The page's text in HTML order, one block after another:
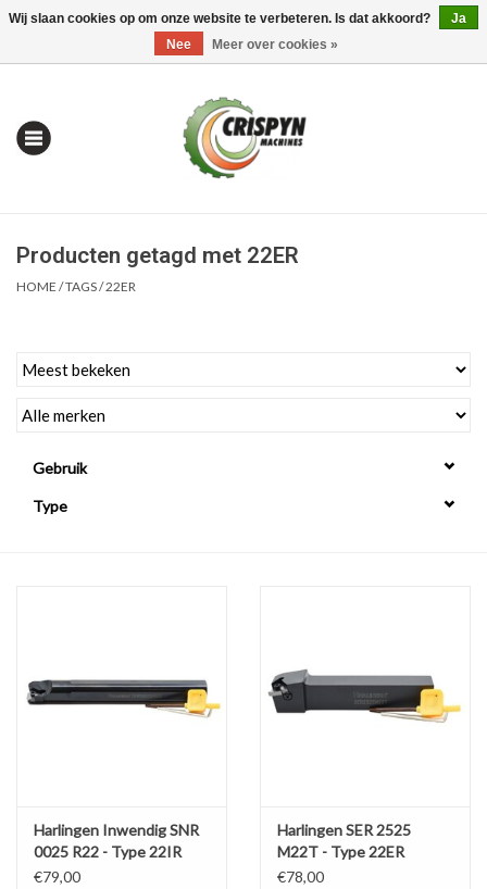
0 Artikelen - €0,00 Mijn account / Registreren
| Alles om te Meten |
Alles om te Boren |
Veiligheid |
Producten getagd met 22ER
HOME /TAGS/22ER
Gebruik
Type
Harlingen Inwendig SNR
0025 R22 - Type 22IR
€79,00
Harlingen SER 2525
M22T - Type 22ER
€78,00
Wij slaan cookies op om onze website te verbeteren. Is dat akkoord?
Ja
Nee
Meer over cookies »